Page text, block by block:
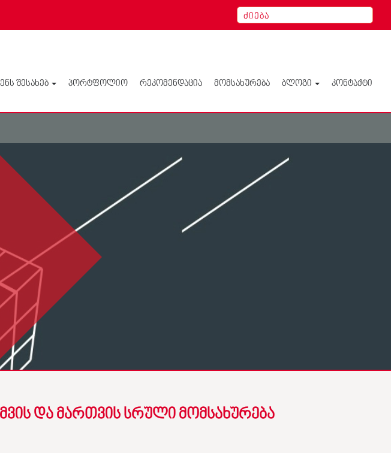
ᲨᲔᲡᲐᲮᲔᲑ ᲞᲝᲠᲢᲤᲝᲚᲘᲝ ᲠᲔᲙᲝᲛᲔᲜᲓᲐᲪᲘᲐ ᲛᲝᲛᲡᲐᲮᲣᲠᲔᲑᲐ ᲑᲚᲝᲒᲘ ᲙᲝᲜᲢᲐᲥᲢᲘ
ᲓᲐ ᲛᲐᲠᲗᲕᲘᲡ ᲡᲠᲣᲚᲘ ᲛᲝᲛᲡᲐᲮᲣᲠᲔᲑᲐ